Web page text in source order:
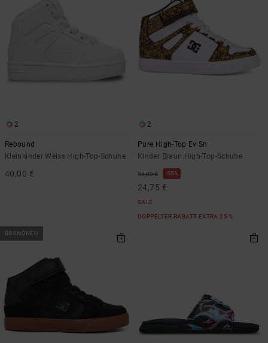
2
Rebound
Kleinkinder Weiss High-Top-Schuhe
40,00 €
2
Pure High-Top Ev Sn
Kinder Braun High-Top-Schuhe
55,00 € 55%
24,75 €
SALE
DOPPELTER RABATT EXTRA 25 %
BRANDNEU